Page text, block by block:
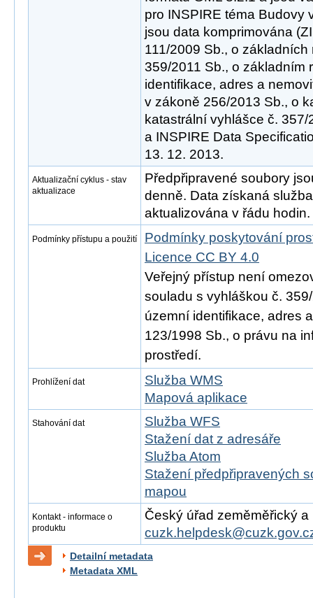
pro INSPIRE téma Budovy
jsou data komprimována
111/2009 Sb., o
359/2011 Sb., o základním
identifikace, adres a
v zákoně 256/2013 Sb., o
katastrální vyhlášce č.
a INSPIRE Data
13. 12. 2013.
Aktualizační cyklus - stav
aktualizace
Předpřipravené soubory
denně. Data získaná
aktualizována v řádu hodin.
Podmínky přístupu a použití
Podmínky poskytování
Licence CC BY 4.0
Veřejný přístup není
souladu s vyhláškou č.
územní identifikace, adres
123/1998 Sb., o právu na
prostředí.
Prohlížení dat
Služba WMS
Mapová aplikace
Stahování dat
Služba WFS
Stažení dat z adresáře
Služba Atom
Stažení předpřipravených
mapou
Kontakt - informace o
produktu
Český úřad zeměměřický
Detailní metadata
Metadata XML